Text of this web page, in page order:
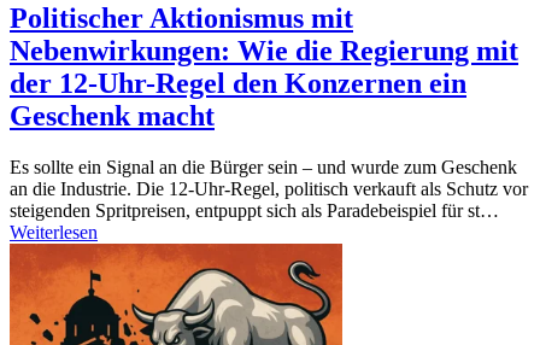
Politischer Aktionismus mit
Nebenwirkungen: Wie die Regierung mit
der 12-Uhr-Regel den Konzernen ein
Geschenk macht
Es sollte ein Signal an die Bürger sein – und wurde zum Geschenk
an die Industrie. Die 12-Uhr-Regel, politisch verkauft als Schutz vor
steigenden Spritpreisen, entpuppt sich als Paradebeispiel für st…
Weiterlesen